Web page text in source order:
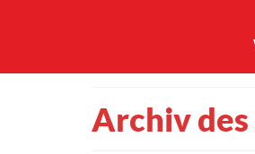
Archiv